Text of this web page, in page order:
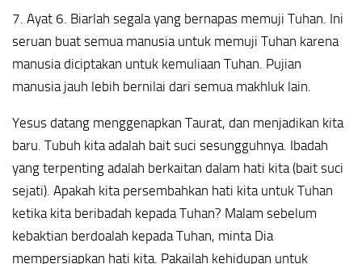
7. Ayat 6. Biarlah segala yang bernapas memuji Tuhan. Ini
seruan buat semua manusia untuk memuji Tuhan karena
manusia diciptakan untuk kemuliaan Tuhan. Pujian
manusia jauh lebih bernilai dari semua makhluk lain.
Yesus datang menggenapkan Taurat, dan menjadikan kita
baru. Tubuh kita adalah bait suci sesungguhnya. Ibadah
yang terpenting adalah berkaitan dalam hati kita (bait suci
sejati). Apakah kita persembahkan hati kita untuk Tuhan
ketika kita beribadah kepada Tuhan? Malam sebelum
kebaktian berdoalah kepada Tuhan, minta Dia
mempersiapkan hati kita. Pakailah kehidupan untuk